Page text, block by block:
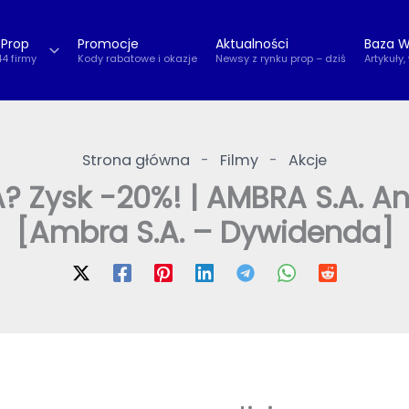
firmy
Promocje
Kody rabatowe i okazje
Aktualności
Newsy z rynku prop – dziś
Baza
Strona główna - Filmy - Akcje
Zysk -20%! | AMBRA S.A.
[Ambra S.A. – Dywidenda]